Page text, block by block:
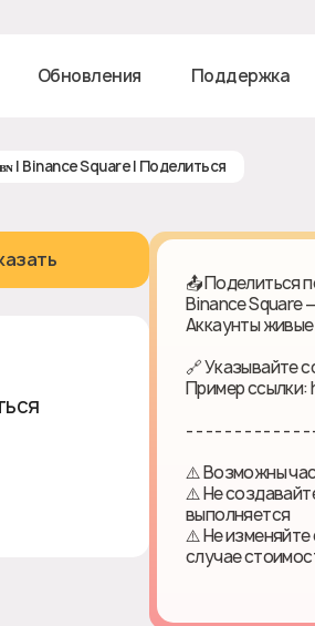
Обновления Поддержка
ʙɴ | Binance Square | Поделиться
📤 Поделиться
Binance Square
Аккаунты
🔗 Указывайте
Пример
- - - - - - - - - - - -
⚠️ Возможны
⚠️ Не
выполняется
⚠️ Не изменяйте
случае